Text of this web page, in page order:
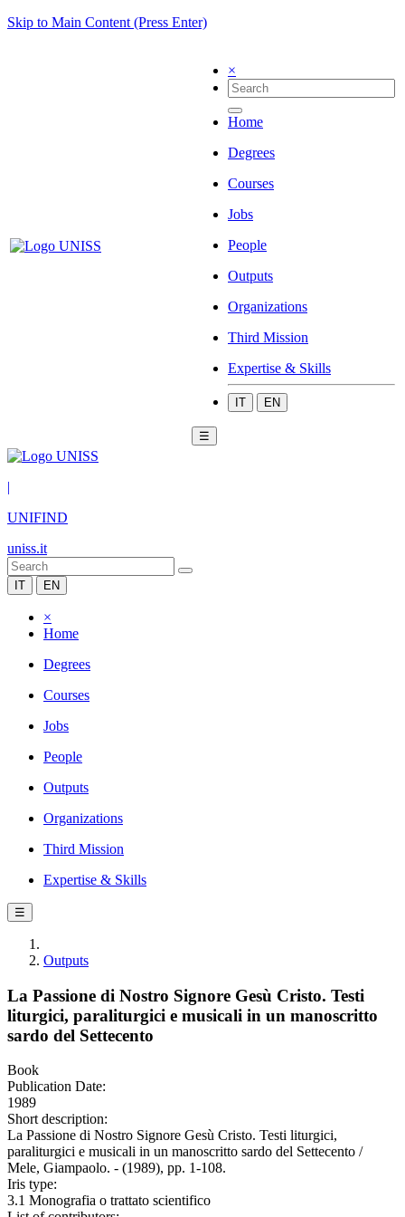
Skip to Main Content (Press Enter)
×
Home
Degrees
Courses
Jobs
People
Outputs
Organizations
Third Mission
Expertise & Skills
IT EN
☰
|
UNIFIND
uniss.it
IT EN
×
Home
Degrees
Courses
Jobs
People
Outputs
Organizations
Third Mission
Expertise & Skills
☰
Outputs
La Passione di Nostro Signore Gesù Cristo. Testi
liturgici, paraliturgici e musicali in un manoscritto
sardo del Settecento
Book
Publication Date:
1989
Short description:
La Passione di Nostro Signore Gesù Cristo. Testi liturgici,
paraliturgici e musicali in un manoscritto sardo del Settecento /
Mele, Giampaolo. - (1989), pp. 1-108.
Iris type:
3.1 Monografia o trattato scientifico